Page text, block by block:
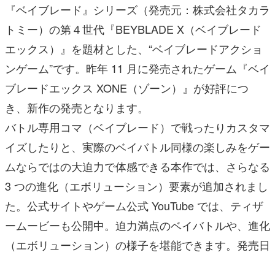
『ベイブレード』シリーズ（発売元：株式会社タカラ
トミー）の第４世代『BEYBLADE X（ベイブレード
エックス）』を題材とした、“ベイブレードアクショ
ンゲーム”です。昨年 11 月に発売されたゲーム『ベイ
ブレードエックス XONE（ゾーン）』が好評につ
き、新作の発売となります。
バトル専用コマ（ベイブレード）で戦ったりカスタマ
イズしたりと、実際のベイバトル同様の楽しみをゲー
ムならではの大迫力で体感できる本作では、さらなる
3 つの進化（エボリューション）要素が追加されまし
た。公式サイトやゲーム公式 YouTube では、ティザ
ームービーも公開中。迫力満点のベイバトルや、進化
（エボリューション）の様子を堪能できます。発売日